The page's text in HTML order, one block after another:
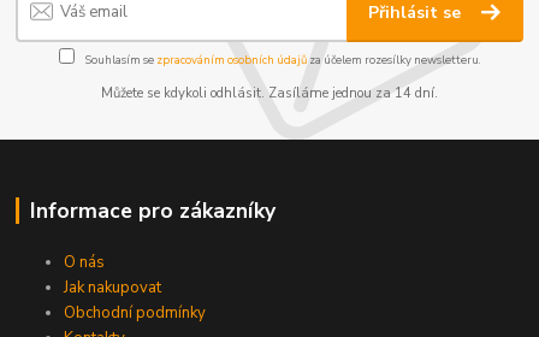
Přihlásit se
Souhlasím se zpracováním osobních údajůza účelem rozesílky newsletteru.
Můžete se kdykoli odhlásit. Zasíláme jednou za 14 dní.
Informace pro zákazníky
O nás
Jak nakupovat
Obchodní podmínky